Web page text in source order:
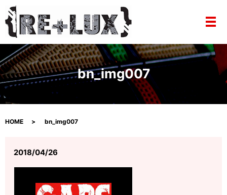
メ
bn_img007
HOME bn_img007
2018/04/26